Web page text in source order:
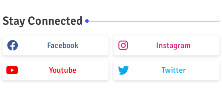
Stay Connected
Facebook Instagram
Youtube Twitter